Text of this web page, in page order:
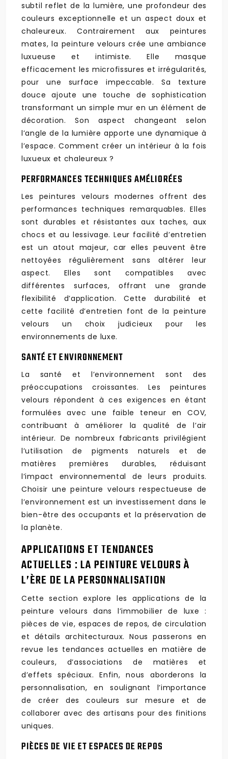
subtil reflet de la lumière, une profondeur des
couleurs exceptionnelle et un aspect doux et
chaleureux. Contrairement aux peintures
mates, la peinture velours crée une ambiance
luxueuse et intimiste. Elle masque
efficacement les microfissures et irrégularités,
pour une surface impeccable. Sa texture
douce ajoute une touche de sophistication
transformant un simple mur en un élément de
décoration. Son aspect changeant selon
l’angle de la lumière apporte une dynamique à
l’espace. Comment créer un intérieur à la fois
luxueux et chaleureux ?
PERFORMANCES TECHNIQUES AMÉLIORÉES
Les peintures velours modernes offrent des
performances techniques remarquables. Elles
sont durables et résistantes aux taches, aux
chocs et au lessivage. Leur facilité d’entretien
est un atout majeur, car elles peuvent être
nettoyées régulièrement sans altérer leur
aspect. Elles sont compatibles avec
différentes surfaces, offrant une grande
flexibilité d’application. Cette durabilité et
cette facilité d’entretien font de la peinture
velours un choix judicieux pour les
environnements de luxe.
SANTÉ ET ENVIRONNEMENT
La santé et l’environnement sont des
préoccupations croissantes. Les peintures
velours répondent à ces exigences en étant
formulées avec une faible teneur en COV,
contribuant à améliorer la qualité de l’air
intérieur. De nombreux fabricants privilégient
l’utilisation de pigments naturels et de
matières premières durables, réduisant
l’impact environnemental de leurs produits.
Choisir une peinture velours respectueuse de
l’environnement est un investissement dans le
bien-être des occupants et la préservation de
la planète.
APPLICATIONS ET TENDANCES
ACTUELLES : LA PEINTURE VELOURS À
L’ÈRE DE LA PERSONNALISATION
Cette section explore les applications de la
peinture velours dans l’immobilier de luxe :
pièces de vie, espaces de repos, de circulation
et détails architecturaux. Nous passerons en
revue les tendances actuelles en matière de
couleurs, d’associations de matières et
d’effets spéciaux. Enfin, nous aborderons la
personnalisation, en soulignant l’importance
de créer des couleurs sur mesure et de
collaborer avec des artisans pour des finitions
uniques.
PIÈCES DE VIE ET ESPACES DE REPOS